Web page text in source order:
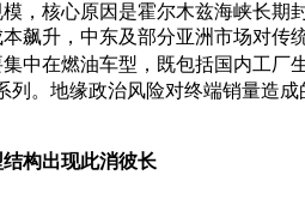
，核心原因是霍尔木兹海峡长
飙升，中东及部分亚洲市场对
集中在燃油车型，既包括国内工
。地缘政治风险对终端销量造成
构出现此消彼长